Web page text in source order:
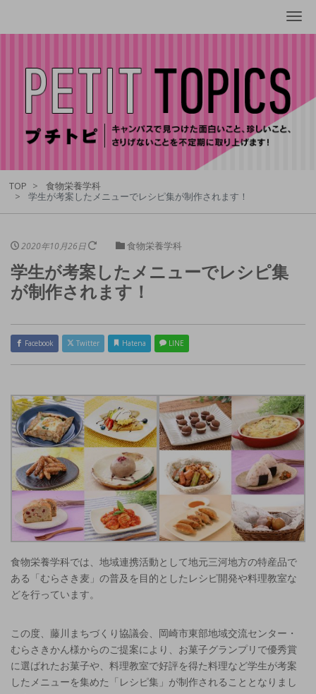
TOP
食物栄養学科
学生が考案したメニューでレシピ集が制作されます！
2020年10月26日 食物栄養学科
学生が考案したメニューでレシピ集
が制作されます！
Facebook Twitter Hatena LINE
食物栄養学科では、地域連携活動として地元三河地方の特産品で
ある「むらさき麦」の普及を目的としたレシピ開発や料理教室な
どを行っています。
この度、藤川まちづくり協議会、岡崎市東部地域交流センター・
むらさきかん様からのご提案により、お菓子グランプリで優秀賞
に選ばれたお菓子や、料理教室で好評を得た料理など学生が考案
したメニューを集めた「レシピ集」が制作されることとなりまし